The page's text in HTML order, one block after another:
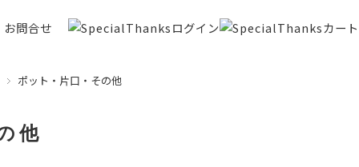
お問合せ
ポット・片口・その他
他